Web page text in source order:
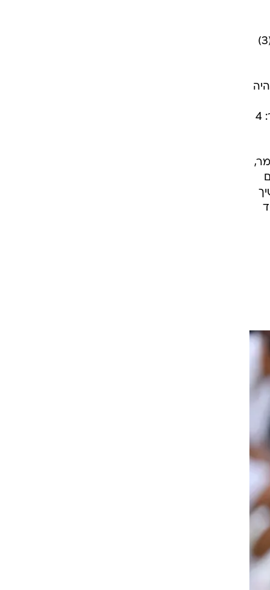
דג'וקוביץ', המנצח הגדול, שזכה בטורניר אחרי שגבר בגמר אדיר 6:7 (5), 6:1, 6:7 (4), 6:4, 12:13 (3)
במצב של 12:12 במערכה החמישית, הוא הצליח להתעלות ולנצח בגמר הארוך בתולדות הטורניר: 4
ממשיך